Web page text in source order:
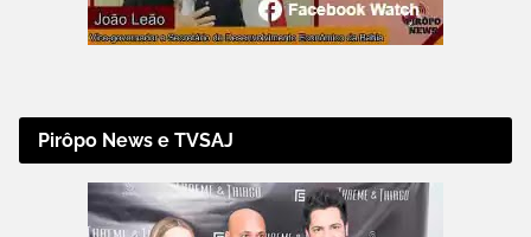
Pirôpo News e TVSAJ